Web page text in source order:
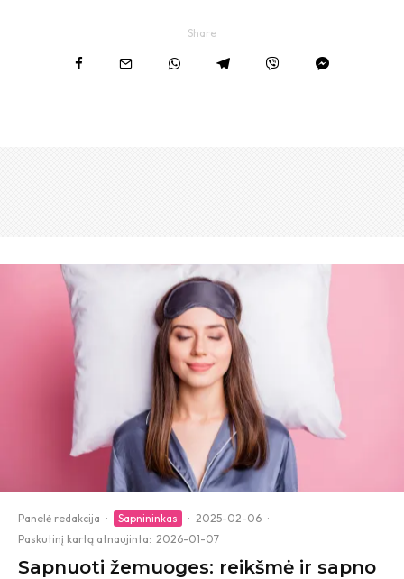
Share
Panelė redakcija · Sapnininkas · 2025-02-06 ·
Paskutinį kartą atnaujinta: 2026-01-07
Sapnuoti žemuoges: reikšmė ir sapno